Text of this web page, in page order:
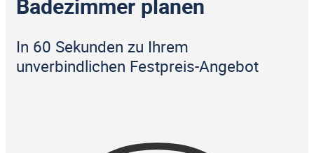
Badezimmer planen
In 60 Sekunden zu Ihrem
unverbindlichen Festpreis-Angebot